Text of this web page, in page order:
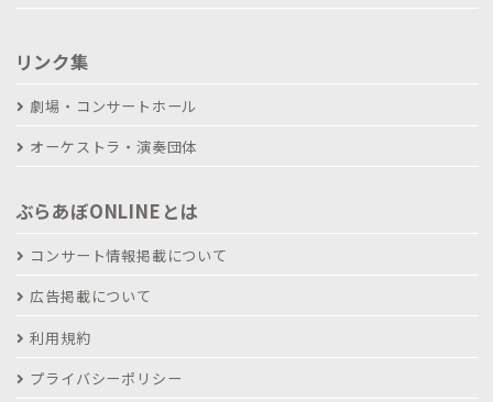
リンク集
劇場・コンサートホール
オーケストラ・演奏団体
ぶらあぼONLINEとは
コンサート情報掲載について
広告掲載について
利用規約
プライバシーポリシー